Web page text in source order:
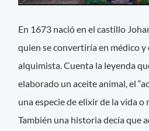
En 1673 nació en el castillo
quien se convertiría en médico
alquimista. Cuenta la leyenda
elaborado un aceite animal, el
una especie de elixir de la vida o
También una historia decía que